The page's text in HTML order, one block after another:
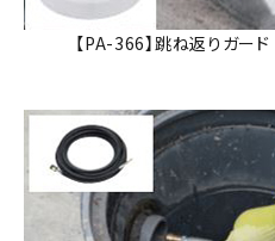
【PA-366】跳ね返りガード